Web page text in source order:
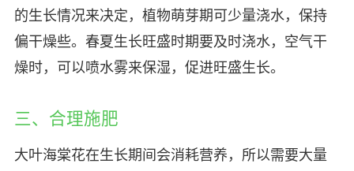
的生长情况来决定，植物萌芽期可少量浇水，保持
偏干燥些。春夏生长旺盛时期要及时浇水，空气干
燥时，可以喷水雾来保湿，促进旺盛生长。
三、合理施肥
大叶海棠花在生长期间会消耗营养，所以需要大量